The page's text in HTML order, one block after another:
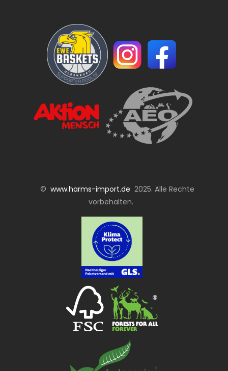
© www.harms-import.de 2025. Alle Rechte
vorbehalten.